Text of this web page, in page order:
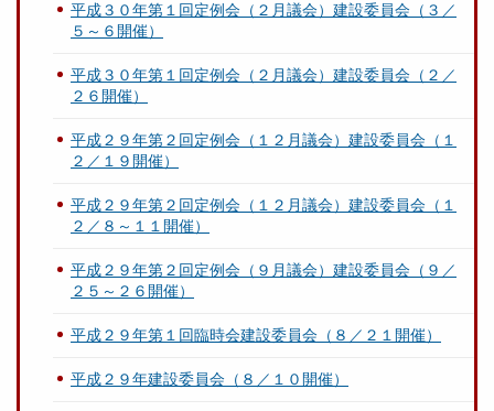
平成３０年第１回定例会（２月議会）建設委員会（３／
５～６開催）
平成３０年第１回定例会（２月議会）建設委員会（２／
２６開催）
平成２９年第２回定例会（１２月議会）建設委員会（１
２／１９開催）
平成２９年第２回定例会（１２月議会）建設委員会（１
２／８～１１開催）
平成２９年第２回定例会（９月議会）建設委員会（９／
２５～２６開催）
平成２９年第１回臨時会建設委員会（８／２１開催）
平成２９年建設委員会（８／１０開催）